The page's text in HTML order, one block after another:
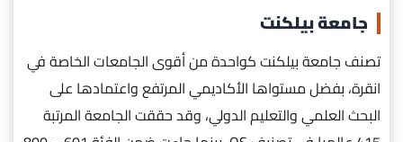
جامعة بيلكنت
تصنف جامعة بيلكنت كواحدة من أقوى الجامعات الخاصة في
انقرة، بفضل مستواها الأكاديمي المرتفع واعتمادها على
البحث العلمي والتعليم الدولي، وقد حققت الجامعة المرتبة